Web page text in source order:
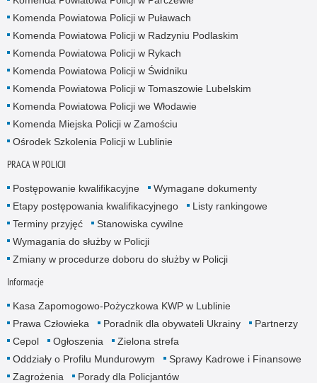
Komenda Powiatowa Policji w Puławach
Komenda Powiatowa Policji w Radzyniu Podlaskim
Komenda Powiatowa Policji w Rykach
Komenda Powiatowa Policji w Świdniku
Komenda Powiatowa Policji w Tomaszowie Lubelskim
Komenda Powiatowa Policji we Włodawie
Komenda Miejska Policji w Zamościu
Ośrodek Szkolenia Policji w Lublinie
PRACA W POLICJI
Postępowanie kwalifikacyjne
Wymagane dokumenty
Etapy postępowania kwalifikacyjnego
Listy rankingowe
Terminy przyjęć
Stanowiska cywilne
Wymagania do służby w Policji
Zmiany w procedurze doboru do służby w Policji
Informacje
Kasa Zapomogowo-Pożyczkowa KWP w Lublinie
Prawa Człowieka
Poradnik dla obywateli Ukrainy
Partnerzy
Cepol
Ogłoszenia
Zielona strefa
Oddziały o Profilu Mundurowym
Sprawy Kadrowe i Finansowe
Zagrożenia
Porady dla Policjantów